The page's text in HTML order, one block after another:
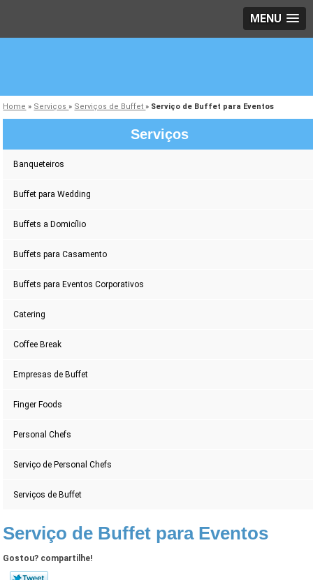
MENU
Home » Serviços» Serviços de Buffet» Serviço de Buffet para Eventos
Serviços
Banqueteiros
Buffet para Wedding
Buffets a Domicílio
Buffets para Casamento
Buffets para Eventos Corporativos
Catering
Coffee Break
Empresas de Buffet
Finger Foods
Personal Chefs
Serviço de Personal Chefs
Serviços de Buffet
Serviço de Buffet para Eventos
Gostou? compartilhe!